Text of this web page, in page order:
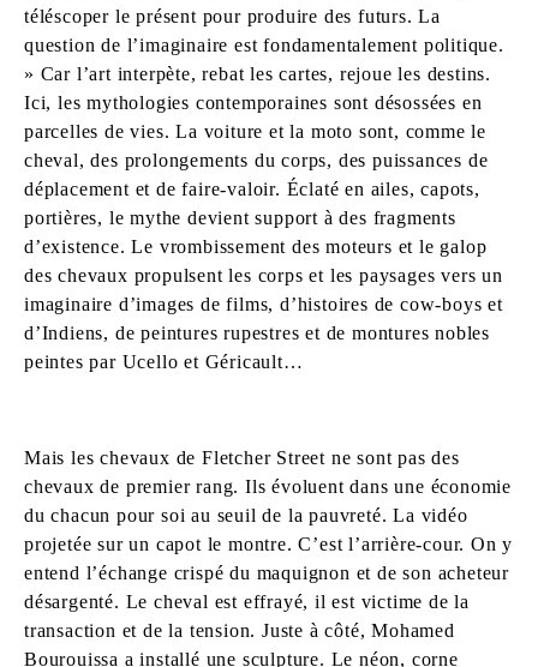
téléscoper le présent pour produire des futurs. La
question de l’imaginaire est fondamentalement politique.
» Car l’art interpète, rebat les cartes, rejoue les destins.
Ici, les mythologies contemporaines sont désossées en
parcelles de vies. La voiture et la moto sont, comme le
cheval, des prolongements du corps, des puissances de
déplacement et de faire-valoir. Éclaté en ailes, capots,
portières, le mythe devient support à des fragments
d’existence. Le vrombissement des moteurs et le galop
des chevaux propulsent les corps et les paysages vers un
imaginaire d’images de films, d’histoires de cow-boys et
d’Indiens, de peintures rupestres et de montures nobles
peintes par Ucello et Géricault…
Mais les chevaux de Fletcher Street ne sont pas des
chevaux de premier rang. Ils évoluent dans une économie
du chacun pour soi au seuil de la pauvreté. La vidéo
projetée sur un capot le montre. C’est l’arrière-cour. On y
entend l’échange crispé du maquignon et de son acheteur
désargenté. Le cheval est effrayé, il est victime de la
transaction et de la tension. Juste à côté, Mohamed
Bourouissa a installé une sculpture. Le néon, corne